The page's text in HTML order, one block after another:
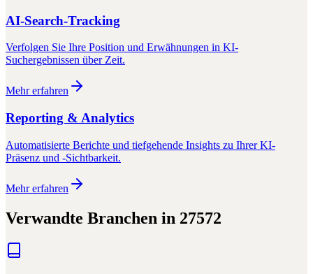
AI-Search-Tracking
Verfolgen Sie Ihre Position und Erwähnungen in KI-
Suchergebnissen über Zeit.
Mehr erfahren
Reporting & Analytics
Automatisierte Berichte und tiefgehende Insights zu Ihrer KI-
Präsenz und -Sichtbarkeit.
Mehr erfahren
Verwandte Branchen in 27572